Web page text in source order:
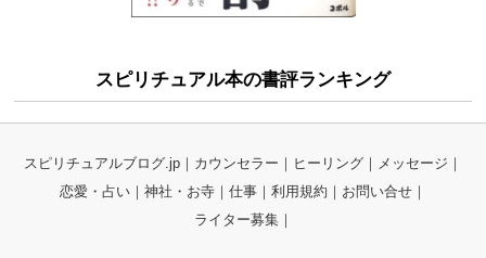
スピリチュアル本の書評ランキング
スピリチュアルブログ.jp カウンセラー ヒーリング
メッセージ
恋愛・占い
神社・お寺 仕事 利用規約
お問い合せ
ライター募集